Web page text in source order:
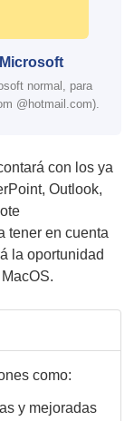
normal, para
@hotmail.com).
con los ya
Outlook,
tener en cuenta
la oportunidad
como:
y mejoradas